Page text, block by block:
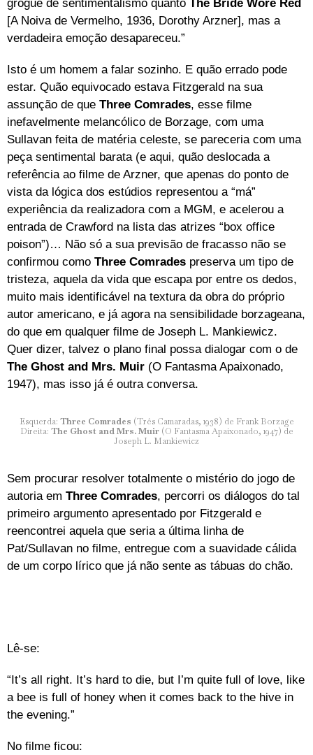
grogue de sentimentalismo quanto
The Bride Wore Red
[A Noiva de Vermelho, 1936, Dorothy Arzner], mas a
verdadeira emoção desapareceu.”
Isto é um homem a falar sozinho. E quão errado pode
estar. Quão equivocado estava Fitzgerald na sua
assunção de que Three Comrades, esse filme
inefavelmente melancólico de Borzage, com uma
Sullavan feita de matéria celeste, se pareceria com uma
peça sentimental barata (e aqui, quão deslocada a
referência ao filme de Arzner, que apenas do ponto de
vista da lógica dos estúdios representou a “má”
experiência da realizadora com a MGM, e acelerou a
entrada de Crawford na lista das atrizes “box office
poison”)… Não só a sua previsão de fracasso não se
confirmou como Three Comrades preserva um tipo de
tristeza, aquela da vida que escapa por entre os dedos,
muito mais identificável na textura da obra do próprio
autor americano, e já agora na sensibilidade borzageana,
do que em qualquer filme de Joseph L. Mankiewicz.
Quer dizer, talvez o plano final possa dialogar com o de
The Ghost and Mrs. Muir (O Fantasma Apaixonado,
1947), mas isso já é outra conversa.
Esquerda: Three Comrades (Três Camaradas, 1938) de Frank Borzage
Direita: The Ghost and Mrs. Muir(O Fantasma Apaixonado, 1947) de
Joseph L. Mankiewicz
Sem procurar resolver totalmente o mistério do jogo de
autoria em Three Comrades, percorri os diálogos do tal
primeiro argumento apresentado por Fitzgerald e
reencontrei aquela que seria a última linha de
Pat/Sullavan no filme, entregue com a suavidade cálida
de um corpo lírico que já não sente as tábuas do chão.
Lê-se:
“It’s all right. It’s hard to die, but I’m quite full of love, like
a bee is full of honey when it comes back to the hive in
the evening.”
No filme ficou: